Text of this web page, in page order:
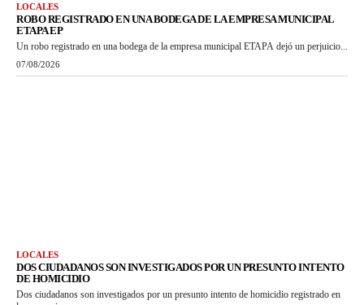
LOCALES
ROBO REGISTRADO EN UNA BODEGA DE LA EMPRESA MUNICIPAL
ETAPA EP
Un robo registrado en una bodega de la empresa municipal ETAPA dejó un perjuicio...
07/08/2026
LOCALES
DOS CIUDADANOS SON INVESTIGADOS POR UN PRESUNTO INTENTO
DE HOMICIDIO
Dos ciudadanos son investigados por un presunto intento de homicidio registrado en